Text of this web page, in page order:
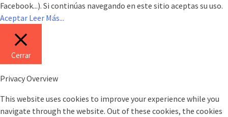
Facebook...). Si continúas navegando en este sitio aceptas su uso.
Aceptar Leer Más...
Cerrar
Privacy Overview
This website uses cookies to improve your experience while you
navigate through the website. Out of these cookies, the cookies